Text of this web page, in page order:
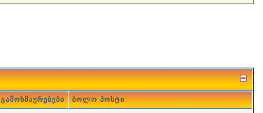
გამოხმაურებები ბოლო პოსტი